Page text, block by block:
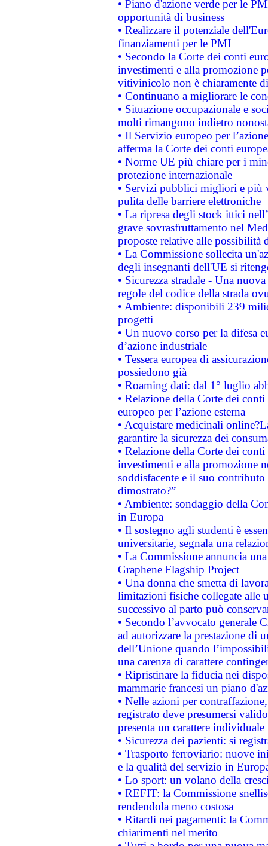
• Piano d'azione verde per le
opportunità di business
• Realizzare il potenziale
finanziamenti per le PMI
• Secondo la Corte dei conti
investimenti e alla promozione
vitivinicolo non è chiaramente
• Continuano a migliorare le
• Situazione occupazionale e
molti rimangono indietro
• Il Servizio europeo per
afferma la Corte dei conti
• Norme UE più chiare per i
protezione internazionale
• Servizi pubblici migliori e più
pulita delle barriere elettroniche
• La ripresa degli stock ittici
grave sovrasfruttamento nel
proposte relative alle possibilità
• La Commissione sollecita
degli insegnanti dell'UE si
• Sicurezza stradale - Una
regole del codice della strada
• Ambiente: disponibili 239
progetti
• Un nuovo corso per la difesa
d’azione industriale
• Tessera europea di
possiedono già
• Roaming dati: dal 1° luglio
• Relazione della Corte dei
europeo per l’azione esterna
• Acquistare medicinali
garantire la sicurezza dei
• Relazione della Corte dei
investimenti e alla promozione
soddisfacente e il suo
dimostrato?”
• Ambiente: sondaggio della
in Europa
• Il sostegno agli studenti è
universitarie, segnala una
• La Commissione annuncia
Graphene Flagship Project
• Una donna che smetta di
limitazioni fisiche collegate alle
successivo al parto può
• Secondo l’avvocato
ad autorizzare la prestazione di
dell’Unione quando
una carenza di carattere
• Ripristinare la fiducia nei
mammarie francesi un piano
• Nelle azioni per
registrato deve presumersi
presenta un carattere individuale
• Sicurezza dei pazienti: si
• Trasporto ferroviario: nuove
e la qualità del servizio in
• Lo sport: un volano della
• REFIT: la Commissione
rendendola meno costosa
• Ritardi nei pagamenti: la
chiarimenti nel merito